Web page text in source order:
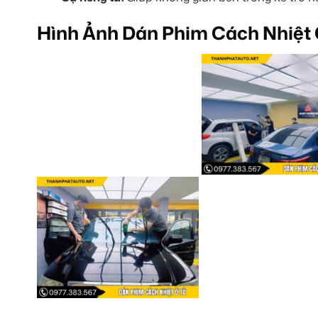
Hình Ảnh Dán Phim Cách Nhiệt